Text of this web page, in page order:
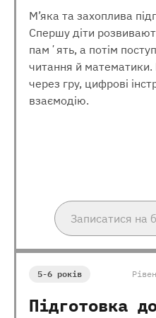
М’яка та захоплива
Спершу діти
памʼять, а потім
читання й математики.
через гру, цифрові
взаємодію.
Записатися на
5-6 років
Підготовка